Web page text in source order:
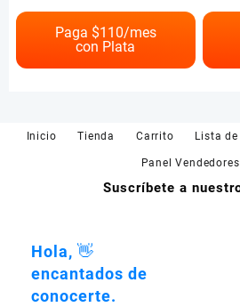
tiene
múltiples
variantes.
Las
elegir
Paga $110/mes
con Plata
Inicio Tienda Carrito Lista
Panel Vendedores
Suscríbete a
Hola, 👋
encantados de
conocerte.